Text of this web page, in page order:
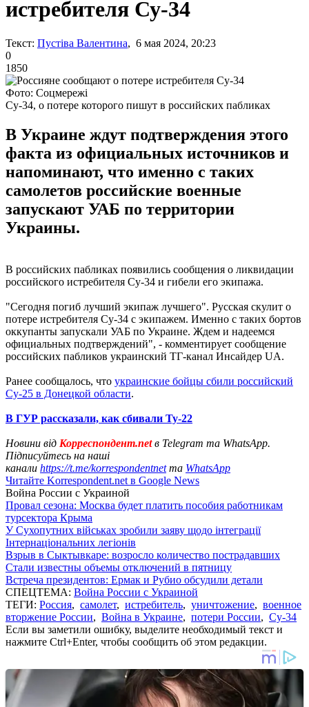
истребителя Су-34
Текст: Пустіва Валентина, 6 мая 2024, 20:23
0
1850
Фото: Соцмережі
Су-34, о потере которого пишут в российских пабликах
В Украине ждут подтверждения этого
факта из официальных источников и
напоминают, что именно с таких
самолетов российские военные
запускают УАБ по территории
Украины.
В российских пабликах появились сообщения о ликвидации
российского истребителя Су-34 и гибели его экипажа.
"Сегодня погиб лучший экипаж лучшего". Русская скулит о
потере истребителя Су-34 с экипажем. Именно с таких бортов
оккупанты запускали УАБ по Украине. Ждем и надеемся
официальных подтверждений", - комментирует сообщение
российских пабликов украинский ТГ-канал Инсайдер UA.
Ранее сообщалось, что украинские бойцы сбили российский
Су-25 в Донецкой области.
В ГУР рассказали, как сбивали Ту-22
Новини від Корреспондент.netв Telegram та WhatsApp.
Підписуйтесь на наші
канали https://t.me/korrespondentnetта WhatsApp
Читайте Korrespondent.net в Google News
Война России с Украиной
Провал сезона: Москва будет платить пособия работникам
турсектора Крыма
У Сухопутних військах зробили заяву щодо інтеграції
Інтернаціональних легіонів
Взрыв в Сыктывкаре: возросло количество пострадавших
Стали известны объемы отключений в пятницу
Встреча президентов: Ермак и Рубио обсудили детали
СПЕЦТЕМА: Война России с Украиной
ТЕГИ: Россия, самолет, истребитель, уничтожение, военное
вторжение России, Война в Украине, потери России, Су-34
Если вы заметили ошибку, выделите необходимый текст и
нажмите Ctrl+Enter, чтобы сообщить об этом редакции.